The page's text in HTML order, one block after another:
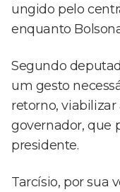
ungido pelo
enquanto
Segundo
um gesto
retorno,
governador, que
presidente.
Tarcísio, por sua